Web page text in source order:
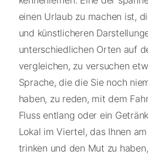
einen Urlaub zu machen ist,
und künstlicheren
unterschiedlichen Orten auf
vergleichen, zu versuchen
Sprache, die die Sie noch
haben, zu reden, mit dem
Fluss entlang oder ein
Lokal im Viertel, das Ihnen
trinken und den Mut zu